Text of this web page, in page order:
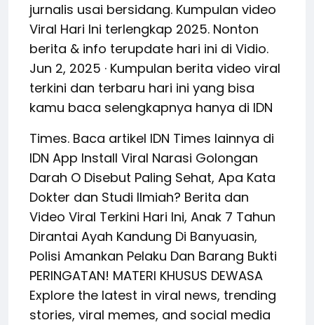
jurnalis usai bersidang. Kumpulan video
Viral Hari Ini terlengkap 2025. Nonton
berita & info terupdate hari ini di Vidio.
Jun 2, 2025 · Kumpulan berita video viral
terkini dan terbaru hari ini yang bisa
kamu baca selengkapnya hanya di IDN
Times. Baca artikel IDN Times lainnya di
IDN App Install Viral Narasi Golongan
Darah O Disebut Paling Sehat, Apa Kata
Dokter dan Studi Ilmiah? Berita dan
Video Viral Terkini Hari Ini, Anak 7 Tahun
Dirantai Ayah Kandung Di Banyuasin,
Polisi Amankan Pelaku Dan Barang Bukti
PERINGATAN! MATERI KHUSUS DEWASA
Explore the latest in viral news, trending
stories, viral memes, and social media